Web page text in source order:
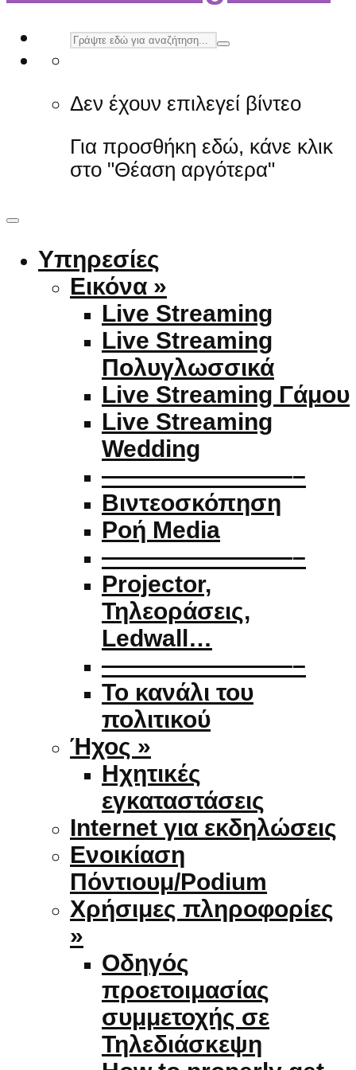
Δεν έχουν επιλεγεί βίντεο
Για προσθήκη εδώ, κάνε κλικ
στο "Θέαση αργότερα"
Υπηρεσίες
Εικόνα »
Live Streaming
Live Streaming
Πολυγλωσσικά
Live Streaming Γάμου
Live Streaming
Wedding
————————–
Βιντεοσκόπηση
Ροή Media
————————–
Projector,
Τηλεοράσεις,
Ledwall…
————————–
Το κανάλι του
πολιτικού
Ήχος »
Ηχητικές
εγκαταστάσεις
Internet για εκδηλώσεις
Ενοικίαση
Πόντιουμ/Podium
Χρήσιμες πληροφορίες
»
Οδηγός
προετοιμασίας
συμμετοχής σε
Τηλεδιάσκεψη